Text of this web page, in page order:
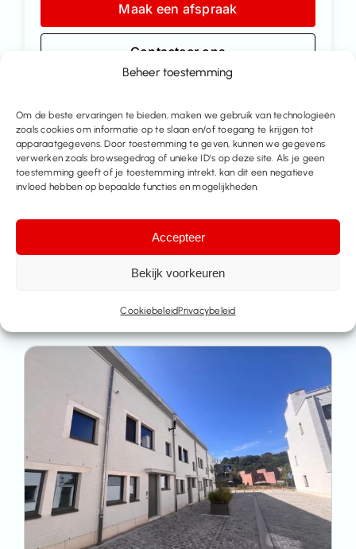
Beheer toestemming
Om de beste ervaringen te bieden, maken we gebruik van technologieën
zoals cookies om informatie op te slaan en/of toegang te krijgen tot
apparaatgegevens. Door toestemming te geven, kunnen we gegevens
verwerken zoals browsegedrag of unieke ID's op deze site. Als je geen
toestemming geeft of je toestemming intrekt, kan dit een negatieve
invloed hebben op bepaalde functies en mogelijkheden.
Accepteer
Bekijk voorkeuren
CookiebeleidPrivacybeleid
Maak een afspraak
Contacteer ons
Meer huizen te koop